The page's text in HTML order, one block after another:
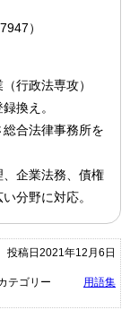
）
行政法専攻）
換え。
合法律事務所を
企業法務、債権
分野に対応。
投稿日2021年12月6日
テゴリー 用語集